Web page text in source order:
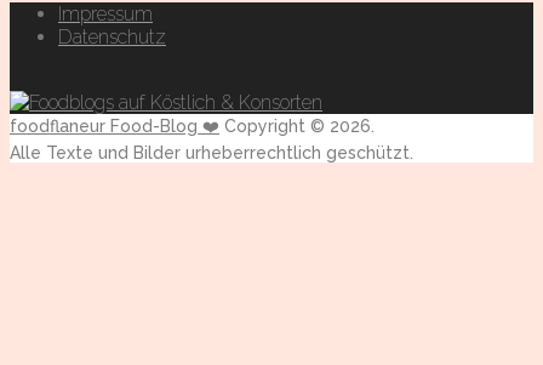
Impressum
Datenschutz
foodflaneur Food-Blog ❤️ Copyright © 2026.
Alle Texte und Bilder urheberrechtlich geschützt.